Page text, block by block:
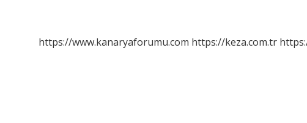
https://www.kanaryaforumu.com https://keza.com.tr